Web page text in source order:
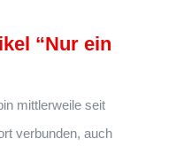
“Nur ein
mittlerweile seit
verbunden, auch